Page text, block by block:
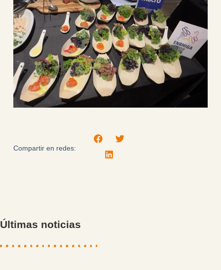
Compartir en redes:
Últimas noticias